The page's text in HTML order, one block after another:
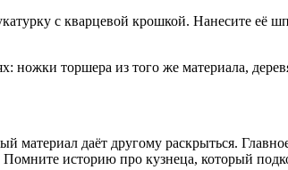
с кварцевой крошкой. Нанесите её
ножки торшера из того же материала,
материал даёт другому раскрыться.
историю про кузнеца, который